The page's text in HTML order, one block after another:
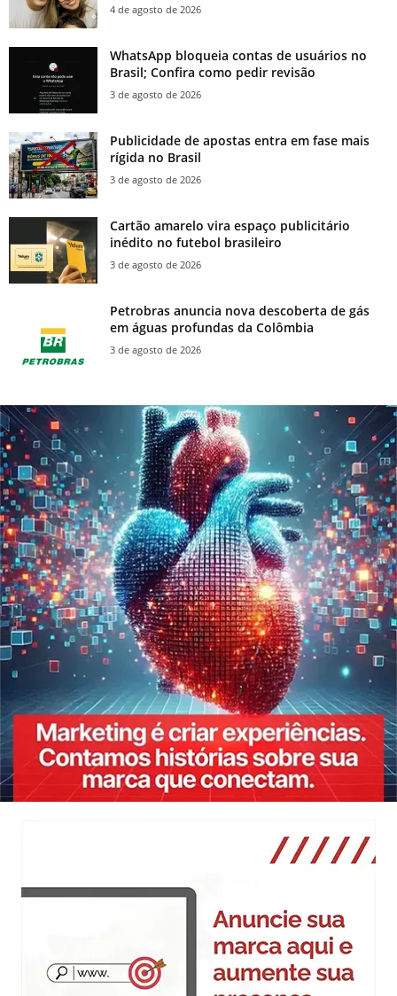
4 de agosto de 2026
WhatsApp bloqueia contas de usuários no
Brasil; Confira como pedir revisão
3 de agosto de 2026
Publicidade de apostas entra em fase mais
rígida no Brasil
3 de agosto de 2026
Cartão amarelo vira espaço publicitário
inédito no futebol brasileiro
3 de agosto de 2026
Petrobras anuncia nova descoberta de gás
em águas profundas da Colômbia
3 de agosto de 2026